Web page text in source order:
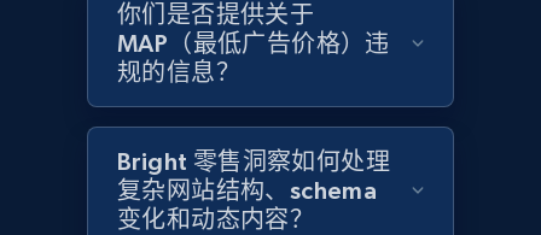
Home Depot US - Discover products by
specified URL
URL, Domain, Country code, Model number,
Sku, Product id, Product name, Manufacturer,
and more.
你们是否提供关于
MAP（最低广告价格）违
规的信息？
Bright 零售洞察如何处理
复杂网站结构、schema
变化和动态内容？